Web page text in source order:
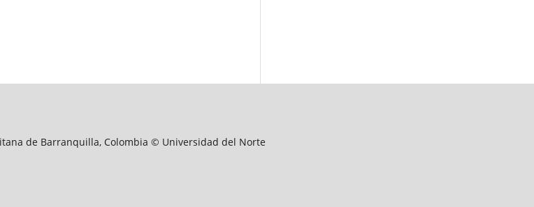
de Barranquilla, Colombia © Universidad del Norte